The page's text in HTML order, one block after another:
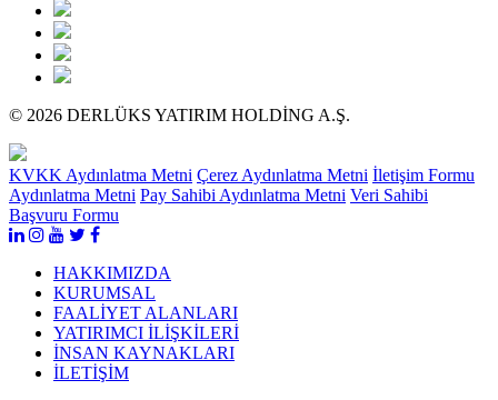
© 2026 DERLÜKS YATIRIM HOLDİNG A.Ş.
KVKK Aydınlatma Metni Çerez Aydınlatma Metni İletişim Formu
Aydınlatma Metni Pay Sahibi Aydınlatma Metni Veri Sahibi
Başvuru Formu
HAKKIMIZDA
KURUMSAL
FAALİYET ALANLARI
YATIRIMCI İLİŞKİLERİ
İNSAN KAYNAKLARI
İLETİŞİM